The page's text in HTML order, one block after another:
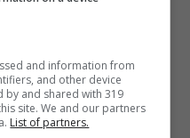
stando a quanto
Sera, il segretario
Cavallaro,
generale del
Ferrari.
and information from
and other device
by and shared with 319
site. We and our partners
List of partners.